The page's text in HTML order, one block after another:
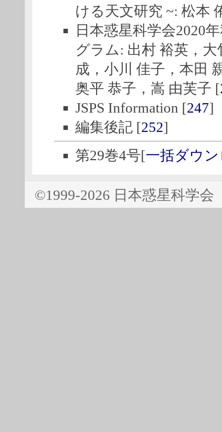
ける天文研究 ~: 松本
日本惑星科学会2020
グラム: 出村 裕英，
成，小川 佳子，本田
奥平 恭子，嵩 由芙子 [
JSPS Information [247]
編集後記 [252]
第29巻4号[一括ダウ
©1999-2026 日本惑星科学会